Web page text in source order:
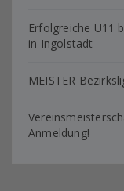
Erfolgreiche U11
in Ingolstadt
MEISTER
Anmeldung!